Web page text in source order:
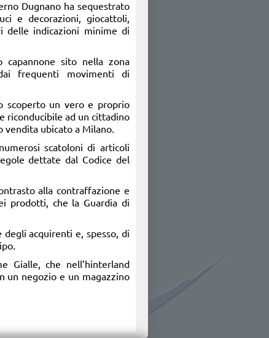
Dugnano ha sequestrato
e decorazioni, giocattoli,
delle indicazioni minime di
sito nella zona
frequenti movimenti di
scoperto un vero e proprio
riconducibile ad un cittadino
vendita ubicato a Milano.
scatoloni di articoli
dettate dal Codice del
alla contraffazione e
prodotti, che la Guardia di
acquirenti e, spesso, di
Gialle, che nell’hinterland
un negozio e un magazzino